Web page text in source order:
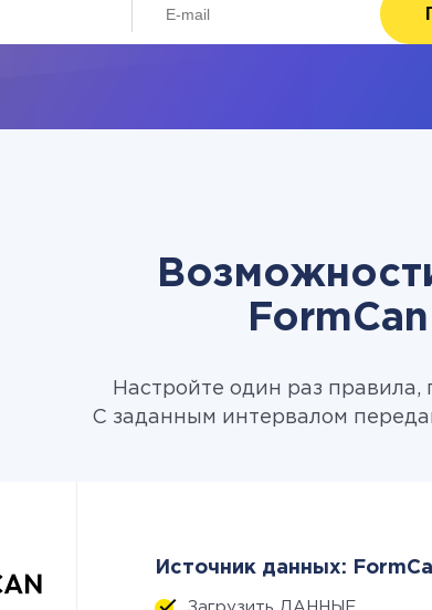
Настройте один раз правила,
С заданным интервалом
Источник данных: